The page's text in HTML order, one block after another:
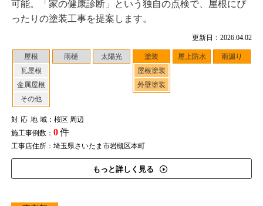
更新日：2026.04.02
屋根
瓦屋根
金属屋根
その他
雨樋 太陽光
塗装
屋根塗装
外壁塗装
屋上防水 雨漏り
対応地域：桜区 周辺
施工事例数： 0件
工事店住所：埼玉県さいたま市岩槻区本町
もっと詳しく見る
可能。「家の健康診断」という独自の点検で、屋根にぴ
ったりの塗装工事を提案します。